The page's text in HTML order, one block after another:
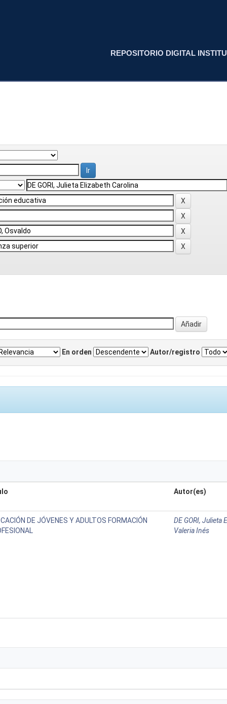
REPOSITORIO DIGITAL
En orden Autor/registro
Autor(es)
DE JÓVENES Y ADULTOS FORMACIÓN
DE GORI, Julieta
Valeria Inés